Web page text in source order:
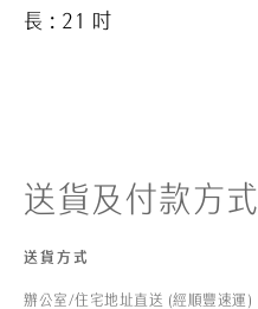
長 : 21 吋
送貨及付款方式
送貨方式
辦公室/住宅地址直送 (經順豐速運)